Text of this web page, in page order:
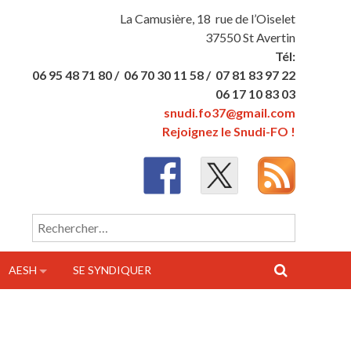
La Camusière, 18 rue de l’Oiselet
37550 St Avertin
Tél:
06 95 48 71 80 / 06 70 30 11 58 / 07 81 83 97 22
06 17 10 83 03
snudi.fo37@gmail.com
Rejoignez le Snudi-FO !
Rechercher :
AESH SE SYNDIQUER